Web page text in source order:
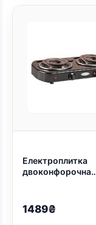
Електроплитка
двоконфорочна
ТЕНи (арт. 9455)
1489₴